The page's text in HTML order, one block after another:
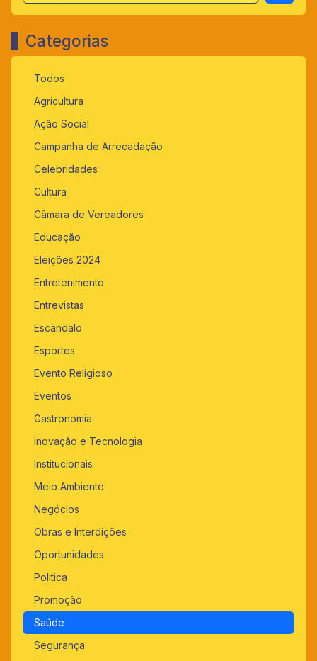
Categorias
Todos
Agricultura
Ação Social
Campanha de Arrecadação
Celebridades
Cultura
Câmara de Vereadores
Educação
Eleições 2024
Entretenimento
Entrevistas
Escândalo
Esportes
Evento Religioso
Eventos
Gastronomia
Inovação e Tecnologia
Institucionais
Meio Ambiente
Negócios
Obras e Interdições
Oportunidades
Politica
Promoção
Saúde
Segurança